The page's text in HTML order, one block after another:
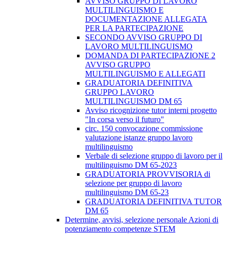
MULTILINGUISMO E
DOCUMENTAZIONE ALLEGATA
PER LA PARTECIPAZIONE
SECONDO AVVISO GRUPPO DI
LAVORO MULTILINGUISMO
DOMANDA DI PARTECIPAZIONE 2
AVVISO GRUPPO
MULTILINGUISMO E ALLEGATI
GRADUATORIA DEFINITIVA
GRUPPO LAVORO
MULTILINGUISMO DM 65
Avviso ricognizione tutor interni progetto
"In corsa verso il futuro"
circ. 150 convocazione commissione
valutazione istanze gruppo lavoro
multilinguismo
Verbale di selezione gruppo di lavoro per il
multilinguismo DM 65-2023
GRADUATORIA PROVVISORIA di
selezione per gruppo di lavoro
multilinguismo DM 65-23
GRADUATORIA DEFINITIVA TUTOR
DM 65
Determine, avvisi, selezione personale Azioni di
potenziamento competenze STEM